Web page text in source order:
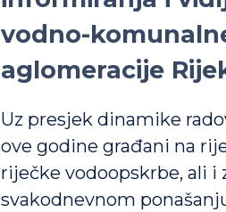
vodno-
aglomeracije
Uz presjek dinamike
ove godine građani na
riječke vodoopskrbe, ali i
svakodnevnom